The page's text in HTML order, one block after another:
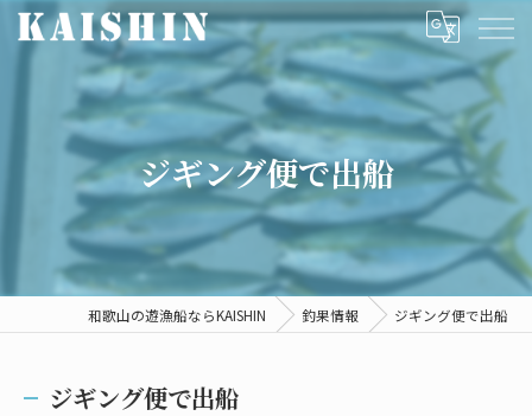
ジギング便で出船
和歌山の遊漁船ならKAISHIN 釣果情報 ジギング便で出船
ジギング便で出船